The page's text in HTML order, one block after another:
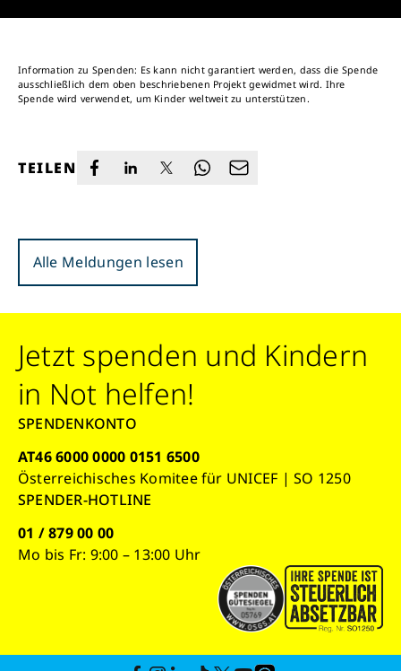
Information zu Spenden: Es kann nicht garantiert werden, dass die Spende
ausschließlich dem oben beschriebenen Projekt gewidmet wird. Ihre
Spende wird verwendet, um Kinder weltweit zu unterstützen.
TEILEN
Alle Meldungen lesen
Jetzt spenden und Kindern
in Not helfen!
SPENDENKONTO
AT46 6000 0000 0151 6500
Österreichisches Komitee für UNICEF | SO 1250
SPENDER-HOTLINE
01 / 879 00 00
Mo bis Fr: 9:00 – 13:00 Uhr